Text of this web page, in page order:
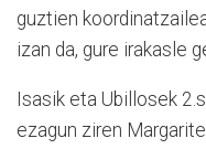
guztien
izan da, gure irakasle
Isasik eta Ubillosek
ezagun ziren